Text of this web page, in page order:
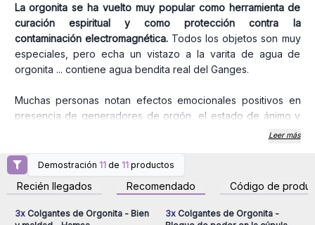
La orgonita se ha vuelto muy popular como herramienta de
curación espiritual y como protección contra la
contaminación electromagnética.Todos los objetos son muy
especiales, pero echa un vistazo a la varita de agua de
orgonita ... contiene agua bendita real del Ganges.
Muchas personas notan efectos emocionales positivos en
presencia de generadores de orgón, el estado de ánimo y
las emociones tienden a elevarse. Algunas personas
un generador de orgón en el dormitorio.
Encante a sus clientes, compre una gama de joyas de
orgonita hoy.
Nota:debido a la naturaleza del artículo y su proceso de
Leer más
Demostración 11 de 11 productos
Recién llegados Recomendado Código de
Inicie sesión o regístrese
para obtener precios al
por mayor
3xColgantes de Orgonita - Bien
para obtener precios al
por mayor
3xColgantes de Orgonita -